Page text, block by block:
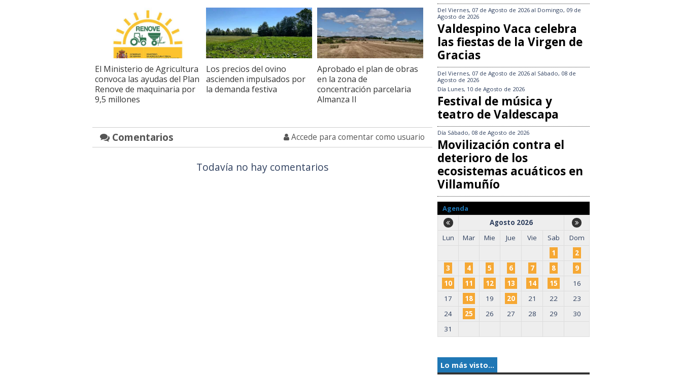
El Ministerio de Agricultura
convoca las ayudas del Plan
Renove de maquinaria por
9,5 millones
Los precios del ovino
ascienden impulsados por
la demanda festiva
Aprobado el plan de obras
en la zona de
concentración parcelaria
Almanza II
Comentarios Accede para comentar como usuario
Todavía no hay comentarios
Del Viernes, 07 de Agosto de 2026 al Domingo, 09 de
Agosto de 2026
Valdespino Vaca celebra
las fiestas de la Virgen de
Gracias
Del Viernes, 07 de Agosto de 2026 al Sábado, 08 de
Agosto de 2026
Día Lunes, 10 de Agosto de 2026
Festival de música y
teatro de Valdescapa
Día Sábado, 08 de Agosto de 2026
Movilización contra el
deterioro de los
ecosistemas acuáticos en
Villamuñío
Agenda
Agosto 2026
Lun
Mar Mie Jue Vie Sab
Dom
1
2
3
4 5 6 7 8
9
10
11 12 13 14 15
16
17
18 19 20 21 22
23
24
25 26 27 28 29
30
31
Lo más visto...